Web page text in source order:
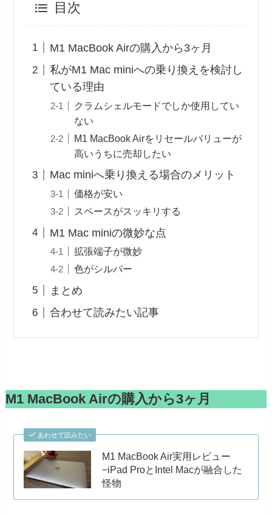
目次
M1 MacBook Airの購入から3ヶ月
私がM1 Mac miniへの乗り換えを検討し
ている理由
クラムシェルモードでしか使用してい
ない
M1 MacBook Airをリセールバリューが
高いうちに売却したい
Mac miniへ乗り換える場合のメリット
価格が安い
スペースがスッキリする
M1 Mac miniの微妙な点
拡張端子が微妙
色がシルバー
まとめ
合わせて読みたい記事
M1 MacBook Airの購入から3ヶ月
あわせて読みたい
M1 MacBook Air実用レビュー
−iPad ProとIntel Macが融合した
怪物